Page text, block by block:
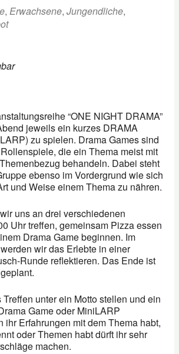
,Erwachsene,Jungendliche,
“ONE NIGHT DRAMA”
jeweils ein kurzes DRAMA
zu spielen. Drama Games sind
die ein Thema meist mit
behandeln. Dabei steht
ebenso im Vordergrund wie sich
und Weise einem Thema zu nähren.
uns an drei verschiedenen
Uhr treffen, gemeinsam Pizza essen
Drama Game beginnen. Im
wir das Erlebte in einer
Runde reflektieren. Das Ende ist
unter ein Motto stellen und ein
Game oder MiniLARP
ihr Erfahrungen mit dem Thema habt,
oder Themen habt dürft ihr sehr
machen.